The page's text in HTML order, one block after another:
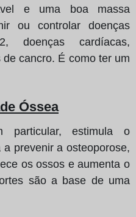
e uma boa massa
ou controlar doenças
doenças cardíacas,
cancro. É como ter um
Óssea
estimula o
prevenir a osteoporose,
os ossos e aumenta o
são a base de uma